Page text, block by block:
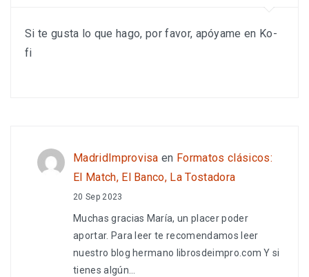
Si te gusta lo que hago, por favor, apóyame en Ko-
fi
MadridImprovisa en Formatos clásicos:
El Match, El Banco, La Tostadora
20 Sep 2023
Muchas gracias María, un placer poder
aportar. Para leer te recomendamos leer
nuestro blog hermano librosdeimpro.com Y si
tienes algún…